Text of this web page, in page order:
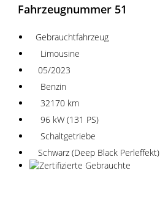
Fahrzeugnummer 51
Gebrauchtfahrzeug
Limousine
05/2023
Benzin
32170 km
96 kW (131 PS)
Schaltgetriebe
Schwarz (Deep Black Perleffekt)